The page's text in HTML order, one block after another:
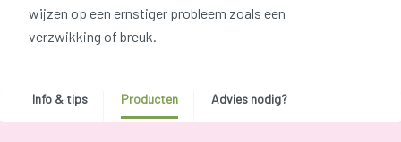
wijzen op een ernstiger probleem zoals een
verzwikking of breuk.
Info & tips Producten Advies nodig?